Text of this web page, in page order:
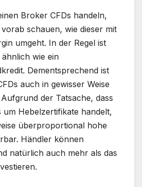
Broker CFDs handeln,
schauen, wie dieser mit
umgeht. In der Regel ist
wie ein
Dementsprechend ist
auch in gewisser Weise
der Tatsache, dass
um Hebelzertifikate handelt,
überproportional hohe
Händler können
natürlich auch mehr als das